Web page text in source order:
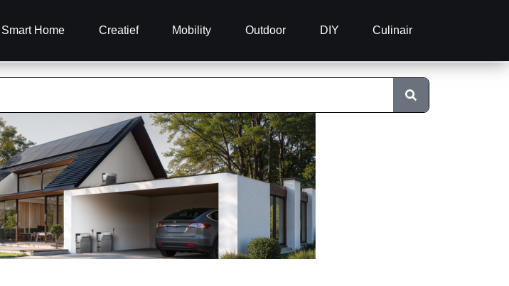
Smart Home Creatief Mobility Outdoor DIY Culinair